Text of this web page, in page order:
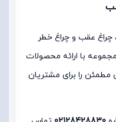
چراغ عقب و چراغ خطر
مجموعه با ارائه محصولات
را برای مشتریان